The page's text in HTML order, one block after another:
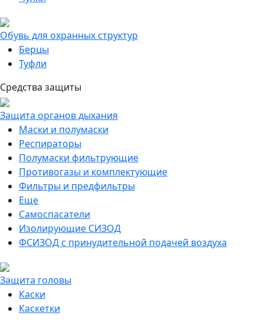
Обувь для охранных структур
Берцы
Туфли
Средства защиты
Защита органов дыхания
Маски и полумаски
Респираторы
Полумаски фильтрующие
Противогазы и комплектующие
Фильтры и предфильтры
Еще
Самоспасатели
Изолирующие СИЗОД
ФСИЗОД с принудительной подачей воздуха
Защита головы
Каски
Каскетки